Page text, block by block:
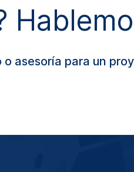
asesoría para un